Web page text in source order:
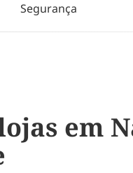
Segurança
em